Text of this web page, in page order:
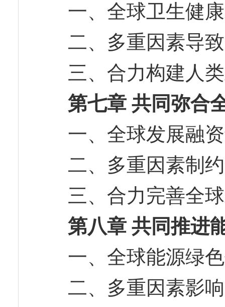
一、全球卫生健
二、多重因素导
三、合力构建人
第七章 共同弥合
一、全球发展融
二、多重因素制
三、合力完善全
第八章 共同推进
一、全球能源绿
二、多重因素影